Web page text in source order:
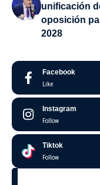
unificación
oposición
2028
Facebook
Like
Instagram
Follow
Tiktok
Follow